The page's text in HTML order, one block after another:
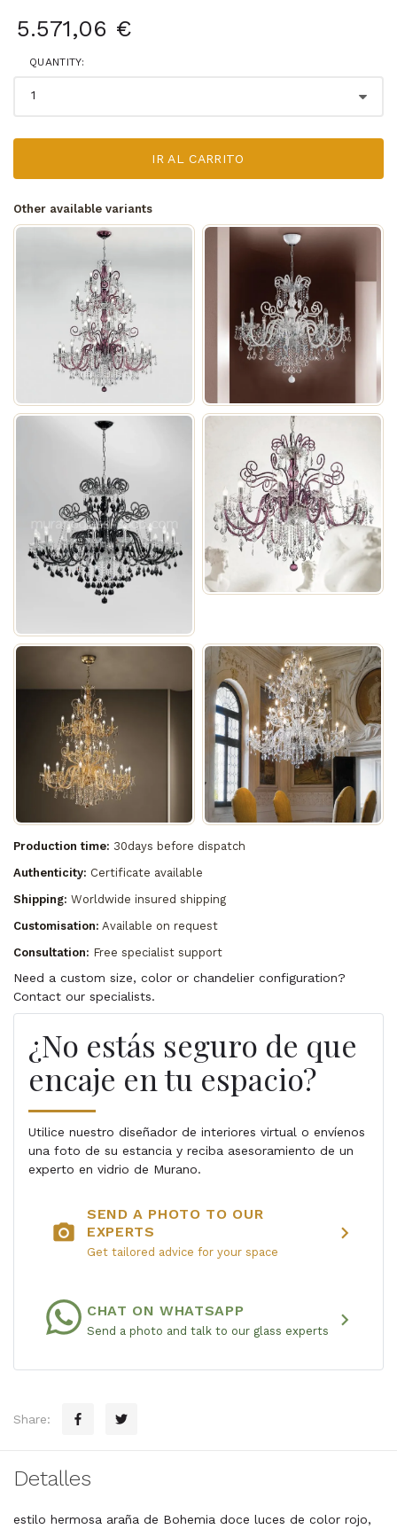
5.571,06 €
QUANTITY:
IR AL CARRITO
Other available variants
Production time: 30days before dispatch
Authenticity: Certificate available
Shipping: Worldwide insured shipping
Customisation: Available on request
Consultation: Free specialist support
Need a custom size, color or chandelier configuration?
Contact our specialists.
¿No estás seguro de que
encaje en tu espacio?
Utilice nuestro diseñador de interiores virtual o envíenos
una foto de su estancia y reciba asesoramiento de un
experto en vidrio de Murano.
photo_camera
SEND A PHOTO TO OUR
EXPERTS
Get tailored advice for your space
chevron_right
CHAT ON WHATSAPP
Send a photo and talk to our glass experts chevron_right
Share:
Detalles
estilo hermosa araña de Bohemia doce luces de color rojo,